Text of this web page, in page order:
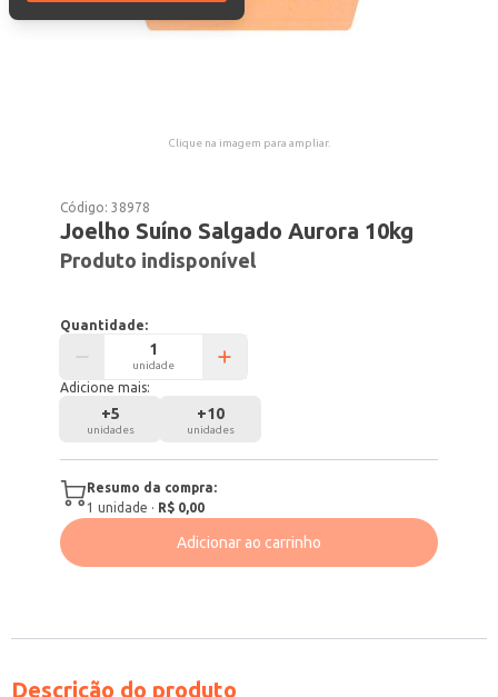
Clique na imagem para ampliar.
Código:38978
Joelho Suíno Salgado Aurora 10kg
Produto indisponível
Quantidade:
unidade
Adicione mais:
+5
unidades
+10
unidades
Resumo da compra:
1 unidade · R$ 0,00
Adicionar ao carrinho
Descrição do produto